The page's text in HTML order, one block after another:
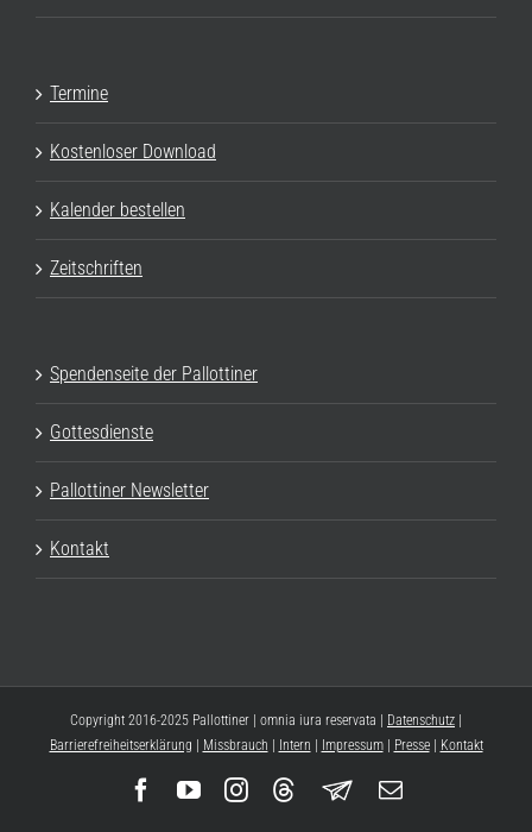
Termine
Kostenloser Download
Kalender bestellen
Zeitschriften
Spendenseite der Pallottiner
Gottesdienste
Pallottiner Newsletter
Kontakt
Copyright 2016-2025 Pallottiner | omnia iura reservata | Datenschutz
Barrierefreiheitserklärung
Missbrauch Intern Impressum| Presse| Kontakt
Facebook
YouTubeInstagram
Threads
Newsletter
E-